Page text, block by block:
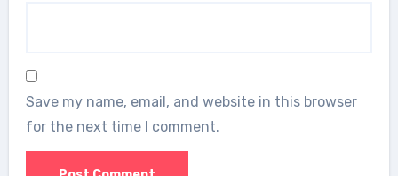
Save my name, email, and website in this browser
for the next time I comment.